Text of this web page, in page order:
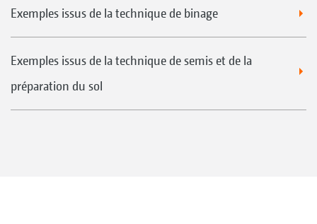
Exemples issus de la technique de binage
Exemples issus de la technique de semis et de la
préparation du sol